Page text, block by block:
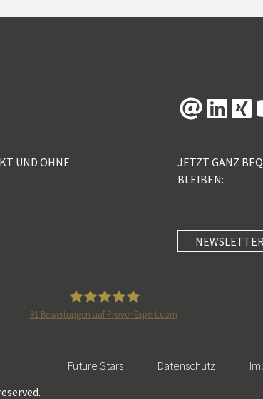
UND OHNE
JETZT GANZ
BLEIBEN:
91 Bewertungen auf ProvenExpert.com
Future Stars Datenschutz